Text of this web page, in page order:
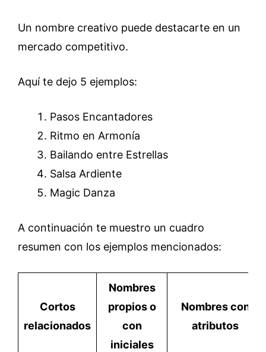
Un nombre creativo puede destacarte en un
mercado competitivo.
Aquí te dejo 5 ejemplos:
Pasos Encantadores
Ritmo en Armonía
Bailando entre Estrellas
Salsa Ardiente
Magic Danza
A continuación te muestro un cuadro
resumen con los ejemplos mencionados:
Cortos
relacionados
Nombres
propios o
con
iniciales
Nombres con
atributos